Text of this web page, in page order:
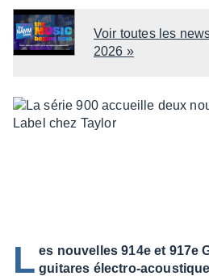
Voir toutes les
2026 »
L es nouvelles 914e et 917e
guitares électro-